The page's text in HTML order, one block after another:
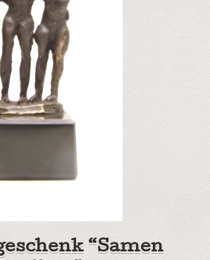
“Samen